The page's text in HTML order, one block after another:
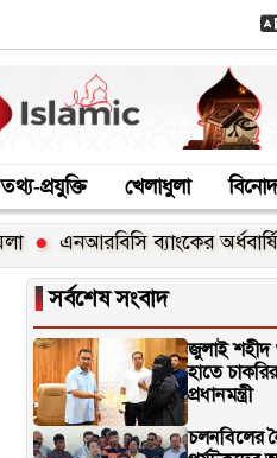
তথ্য-প্রযুক্তি খেলাধুলা
এনআরবিসি ব্যাংকের অর্ধবার্ষিক
▐সর্বশেষ সংবাদ
জুলাই
হাতে
প্রধানমন্ত্রী
চলনবিলের